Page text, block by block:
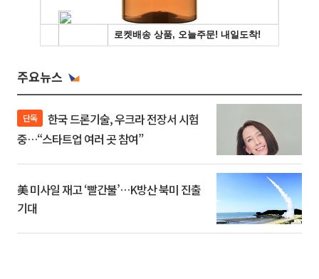
주요뉴스
단독
중…“스타트업 여러 곳 참여”
美 미사일 재고 ‘빨간불’…K방산 북미 진출
기대